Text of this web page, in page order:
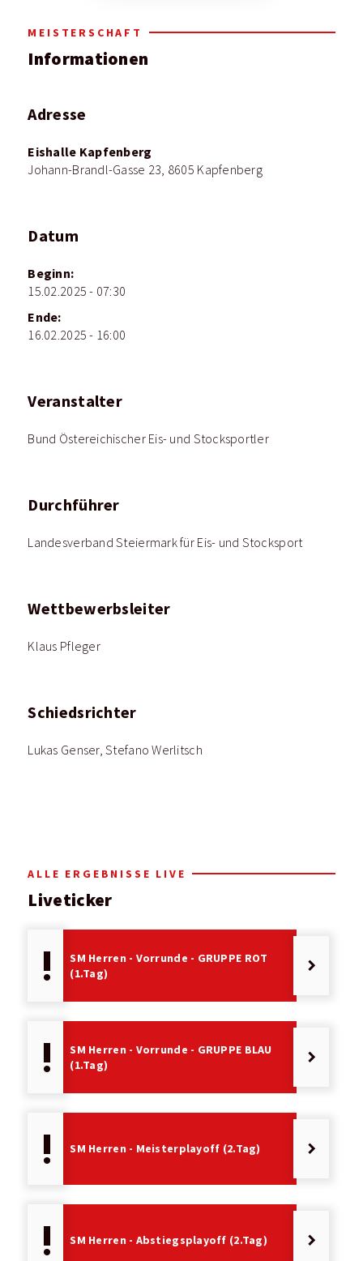
MEISTERSCHAFT
Informationen
Adresse
Eishalle Kapfenberg
Johann-Brandl-Gasse 23, 8605 Kapfenberg
Datum
Beginn:
15.02.2025 - 07:30
Ende:
16.02.2025 - 16:00
Veranstalter
Bund Östereichischer Eis- und Stocksportler
Durchführer
Landesverband Steiermark für Eis- und Stocksport
Wettbewerbsleiter
Klaus Pfleger
Schiedsrichter
Lukas Genser, Stefano Werlitsch
ALLE ERGEBNISSE LIVE
Liveticker
priority_high
SM Herren - Vorrunde - GRUPPE ROT
(1.Tag)
keyboard_arrow_right
priority_high
SM Herren - Vorrunde - GRUPPE BLAU
(1.Tag)
keyboard_arrow_right
priority_high SM Herren - Meisterplayoff (2.Tag) keyboard_arrow_right
priority_high SM Herren - Abstiegsplayoff (2.Tag) keyboard_arrow_right